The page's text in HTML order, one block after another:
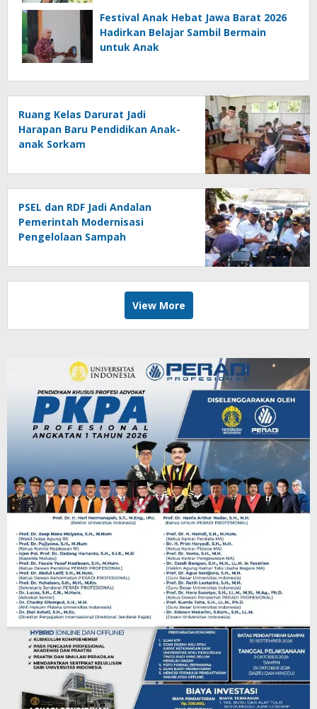
Festival Anak Hebat Jawa Barat 2026
Hadirkan Belajar Sambil Bermain
untuk Anak
Ruang Kelas Darurat Jadi
Harapan Baru Pendidikan Anak-
anak Sorkam
PSEL dan RDF Jadi Andalan
Pemerintah Modernisasi
Pengelolaan Sampah
View More